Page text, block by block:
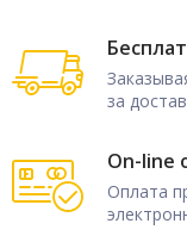
за
On-line
Оплата